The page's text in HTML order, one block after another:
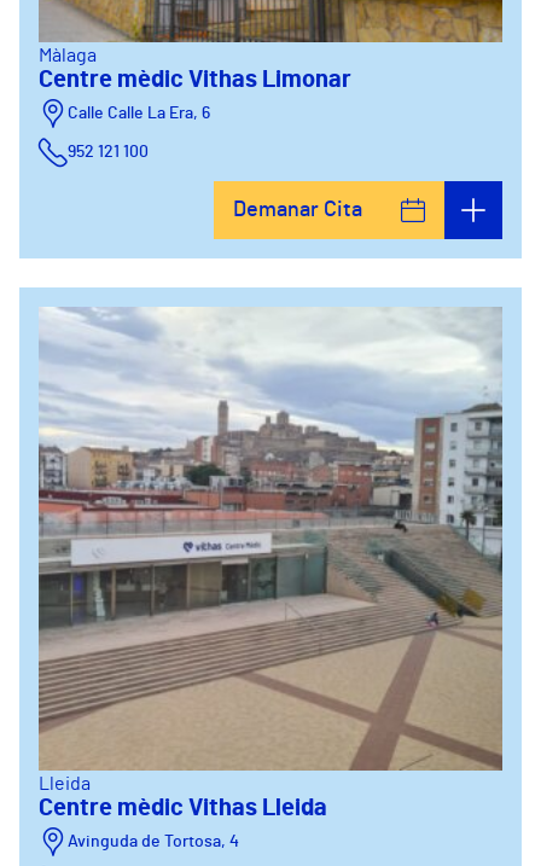
Màlaga
Centre mèdic Vithas Limonar
Calle Calle La Era, 6
952 121 100
Demanar Cita
Lleida
Centre mèdic Vithas Lleida
Avinguda de Tortosa, 4